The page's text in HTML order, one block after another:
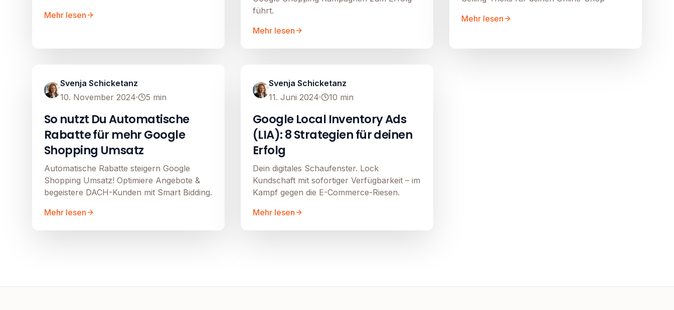
Mehr lesen
führt.
Mehr lesen
Mehr lesen
Svenja Schicketanz
10. November 2024· 5 min
So nutzt Du Automatische
Rabatte für mehr Google
Shopping Umsatz
Automatische Rabatte steigern Google
Shopping Umsatz! Optimiere Angebote &
begeistere DACH-Kunden mit Smart Bidding.
Mehr lesen
Svenja Schicketanz
11. Juni 2024· 10 min
Google Local Inventory Ads
(LIA): 8 Strategien für deinen
Erfolg
Dein digitales Schaufenster. Lock
Kundschaft mit sofortiger Verfügbarkeit – im
Kampf gegen die E-Commerce-Riesen.
Mehr lesen